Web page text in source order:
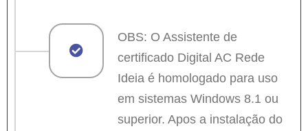
OBS: O Assistente de
certificado Digital AC Rede
Ideia é homologado para uso
em sistemas Windows 8.1 ou
superior. Apos a instalação do